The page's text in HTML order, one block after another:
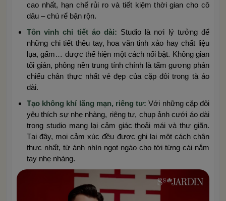
cao nhất, hạn chế rủi ro và tiết kiệm thời gian cho cô
dâu – chú rể bận rộn.
Tôn vinh chi tiết áo dài: Studio là nơi lý tưởng để
những chi tiết thêu tay, hoa văn tinh xảo hay chất liệu
lụa, gấm… được thể hiện một cách nổi bật. Không gian
tối giản, phông nền trung tính chính là tấm gương phản
chiếu chân thực nhất vẻ đẹp của cặp đôi trong tà áo
dài.
Tạo không khí lãng mạn, riêng tư: Với những cặp đôi
yêu thích sự nhẹ nhàng, riêng tư, chụp ảnh cưới áo dài
trong studio mang lại cảm giác thoải mái và thư giãn.
Tại đây, mọi cảm xúc đều được ghi lại một cách chân
thực nhất, từ ánh nhìn ngọt ngào cho tới từng cái nắm
tay nhẹ nhàng.